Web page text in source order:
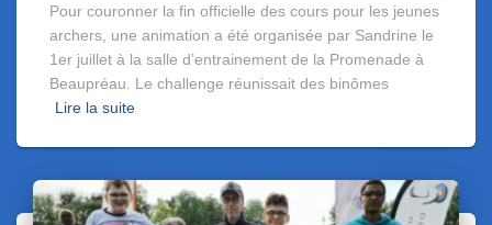
Pour couronner la fin officielle des cours pour les jeunes
archers, une animation a été organisée par Sandrine le
1er juillet à la salle d’entrainement de la Promenade à
Beaupréau. Le challenge réunissait des binômes
Lire la suite